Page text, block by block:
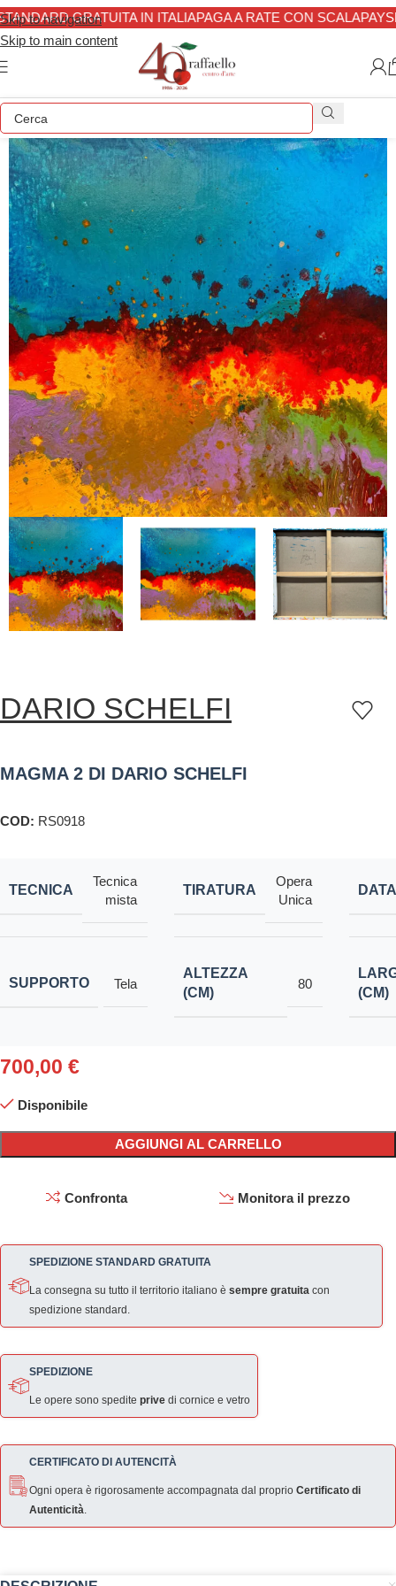
Skip to navigation
Skip to main content
GRATUITA IN ITALIAPAGA A RATE CON SCALAPAY
DARIO SCHELFI
MAGMA 2 DI DARIO SCHELFI
COD: RS0918
TECNICA
Tecnica
mista
TIRATURA
Opera
Unica
DATA
SUPPORTO Tela
ALTEZZA
(CM)
80
(CM)
700,00 €
Disponibile
AGGIUNGI AL CARRELLO
Confronta Monitora il prezzo
SPEDIZIONE STANDARD GRATUITA
La consegna su tutto il territorio italiano è sempre gratuita con
spedizione standard.
SPEDIZIONE
Le opere sono spedite prive di cornice e vetro
CERTIFICATO DI AUTENCITÀ
Ogni opera è rigorosamente accompagnata dal proprio Certificato di
Autenticità.